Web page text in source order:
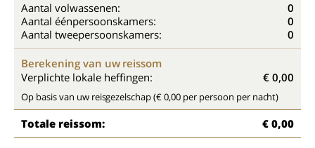
Aantal volwassenen:
0
Aantal éénpersoonskamers:
0
Aantal tweepersoonskamers:
0
Berekening van uw reissom
Verplichte lokale heffingen:
€ 0,00
Op basis van uw reisgezelschap (€ 0,00 per persoon per nacht)
Totale reissom: € 0,00